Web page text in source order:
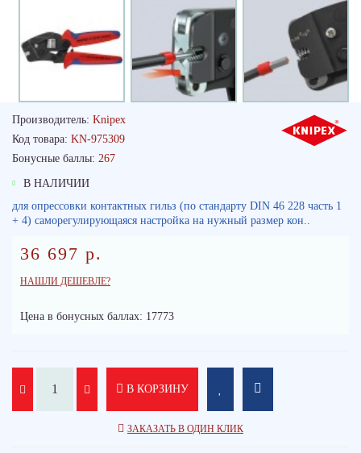
Производитель: Knipex
Код товара: KN-975309
Бонусные баллы: 267
В НАЛИЧИИ
для опрессовки контактных гильз (по стандарту DIN 46 228 часть 1
+ 4) саморегулирующаяся настройка на нужный размер кон..
36 697 р.
НАШЛИ ДЕШЕВЛЕ?
Цена в бонусных баллах: 17773
В КОРЗИНУ
ЗАКАЗАТЬ В ОДИН КЛИК